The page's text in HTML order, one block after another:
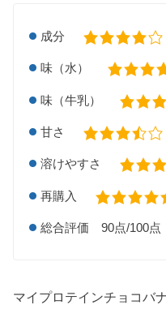
成分
味（水）
味（牛乳）
甘さ
溶けやすさ
再購入
総合評価 90点/100点
マイプロテインチョコバ